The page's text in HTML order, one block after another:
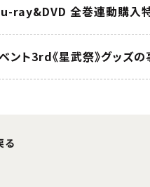
ray&DVD 全巻連動購入
ント3rd《星武祭》グッズ
る